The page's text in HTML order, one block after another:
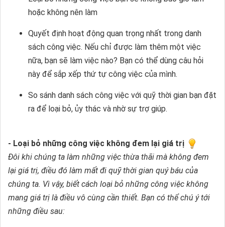
hoặc không nên làm
Quyết định hoạt động quan trọng nhất trong danh
sách công việc. Nếu chỉ được làm thêm một việc
nữa, bạn sẽ làm việc nào? Bạn có thể dùng câu hỏi
này để sắp xếp thứ tự công việc của mình.
So sánh danh sách công việc với quỹ thời gian bạn đặt
ra để loại bỏ, ủy thác và nhờ sự trợ giúp.
- Loại bỏ những công việc không đem lại giá trị
Đôi khi chúng ta làm những việc thừa thãi mà không đem
lại giá trị, điều đó làm mất đi quỹ thời gian quý báu của
chúng ta. Vì vậy, biết cách loại bỏ những công việc không
mang giá trị là điều vô cùng cần thiết. Bạn có thể chú ý tới
những điều sau: